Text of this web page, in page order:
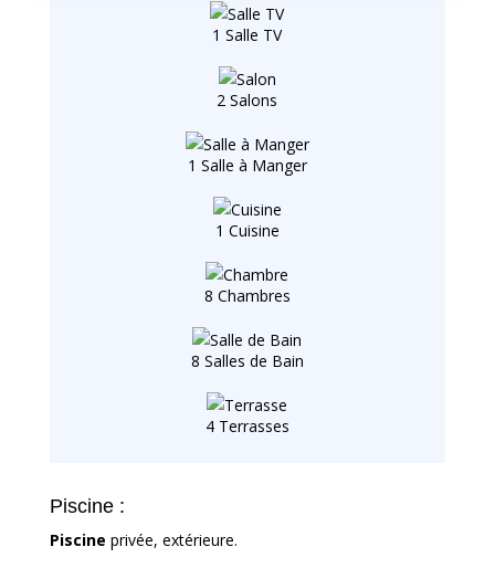
1 Salle TV
2 Salons
1 Salle à Manger
1 Cuisine
8 Chambres
8 Salles de Bain
4 Terrasses
Piscine :
Piscine privée, extérieure.